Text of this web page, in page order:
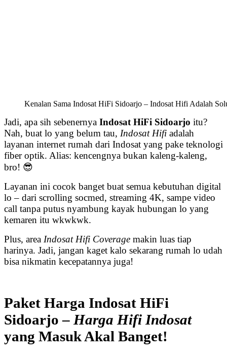
Kenalan Sama Indosat HiFi Sidoarjo – Indosat Hifi Adalah
Jadi, apa sih sebenernya Indosat HiFi Sidoarjo itu?
Nah, buat lo yang belum tau, Indosat Hifi adalah
layanan internet rumah dari Indosat yang pake teknologi
fiber optik. Alias: kencengnya bukan kaleng-kaleng,
bro! 😎
Layanan ini cocok banget buat semua kebutuhan digital
lo – dari scrolling socmed, streaming 4K, sampe video
call tanpa putus nyambung kayak hubungan lo yang
kemaren itu wkwkwk.
Plus, area Indosat Hifi Coverage makin luas tiap
harinya. Jadi, jangan kaget kalo sekarang rumah lo udah
bisa nikmatin kecepatannya juga!
Paket Harga Indosat HiFi
Sidoarjo – Harga Hifi Indosat
yang Masuk Akal Banget!